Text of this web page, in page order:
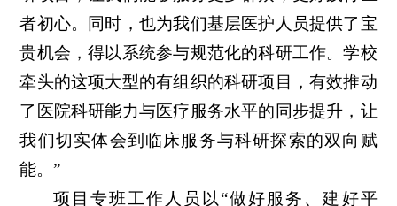
者初心。同时，也为我们基层医护人员提供了宝
贵机会，得以系统参与规范化的科研工作。学校
牵头的这项大型的有组织的科研项目，有效推动
了医院科研能力与医疗服务水平的同步提升，让
我们切实体会到临床服务与科研探索的双向赋
能。”
项目专班工作人员以“做好服务、建好平